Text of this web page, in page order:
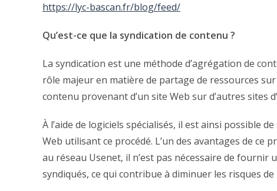
https://lyc-bascan.fr/blog/feed/
Qu’est-ce que la syndication de contenu ?
La syndication est une méthode d’agrégation de
rôle majeur en matière de partage de ressources
contenu provenant d’un site Web sur d’autres sites
À l’aide de logiciels spécialisés, il est ainsi possible
Web utilisant ce procédé. L’un des avantages de
au réseau Usenet, il n’est pas nécessaire de
syndiqués, ce qui contribue à diminuer les risques